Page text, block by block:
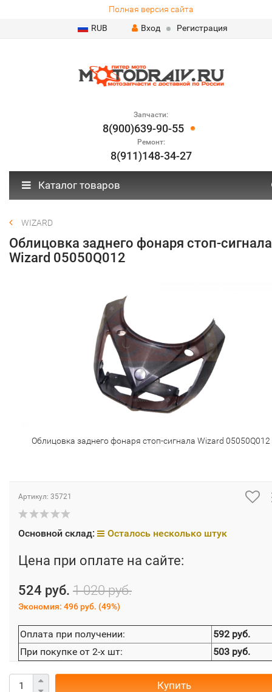
Полная версия сайта
RUB
Вход Регистрация
Запчасти:
8(900)639-90-55
Ремонт:
8(911)148-34-27
Каталог товаров
WIZARD
Облицовка заднего фонаря стоп-сигнала
Wizard 05050Q012
Облицовка заднего фонаря стоп-сигнала Wizard 05050Q012
Артикул: 35721
Основной склад: Осталось несколько штук
Цена при оплате на сайте:
524 руб. 1 020 руб.
Экономия: 496 руб. (49%)
Оплата при получении:
592 руб.
При покупке от 2-х шт:
503 руб.
Купить